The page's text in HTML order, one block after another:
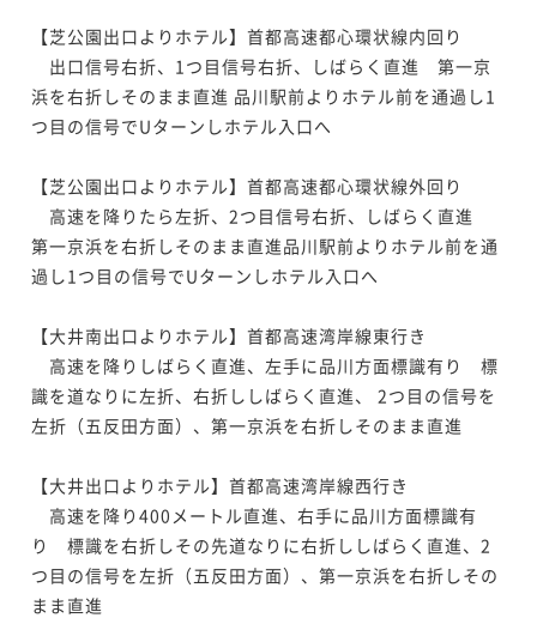
【芝公園出口よりホテル】首都高速都心環状線内回り
出口信号右折、1つ目信号右折、しばらく直進　第一京
浜を右折しそのまま直進 品川駅前よりホテル前を通過し1
つ目の信号でUターンしホテル入口へ
【芝公園出口よりホテル】首都高速都心環状線外回り
高速を降りたら左折、2つ目信号右折、しばらく直進
第一京浜を右折しそのまま直進品川駅前よりホテル前を通
過し1つ目の信号でUターンしホテル入口へ
【大井南出口よりホテル】首都高速湾岸線東行き
高速を降りしばらく直進、左手に品川方面標識有り　標
識を道なりに左折、右折ししばらく直進、 2つ目の信号を
左折（五反田方面）、第一京浜を右折しそのまま直進
【大井出口よりホテル】首都高速湾岸線西行き
高速を降り400メートル直進、右手に品川方面標識有
り　標識を右折しその先道なりに右折ししばらく直進、2
つ目の信号を左折（五反田方面）、第一京浜を右折しその
まま直進